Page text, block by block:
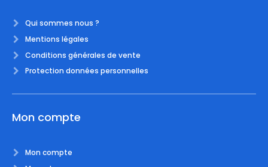
Qui sommes nous ?
Mentions légales
Conditions générales de vente
Protection données personnelles
Mon compte
Mon compte